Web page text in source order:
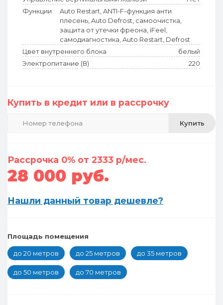
Функции
Auto Restart, ANTI-F-функция анти
плесень, Auto Defrost, самоочистка,
защита от утечки фреона, iFeel,
самодиагностика, Auto Restart, Defrost
Цвет внутреннего блока
белый
Электропитание (В)
220
Купить в кредит или в рассрочку
Купить
Рассрочка 0% от 2333 р/мес.
28 000 руб.
Нашли данный товар дешевле?
Площадь помещения
до 20 метров до 25 метров до 35 метров
до 50 метров до 70 метров